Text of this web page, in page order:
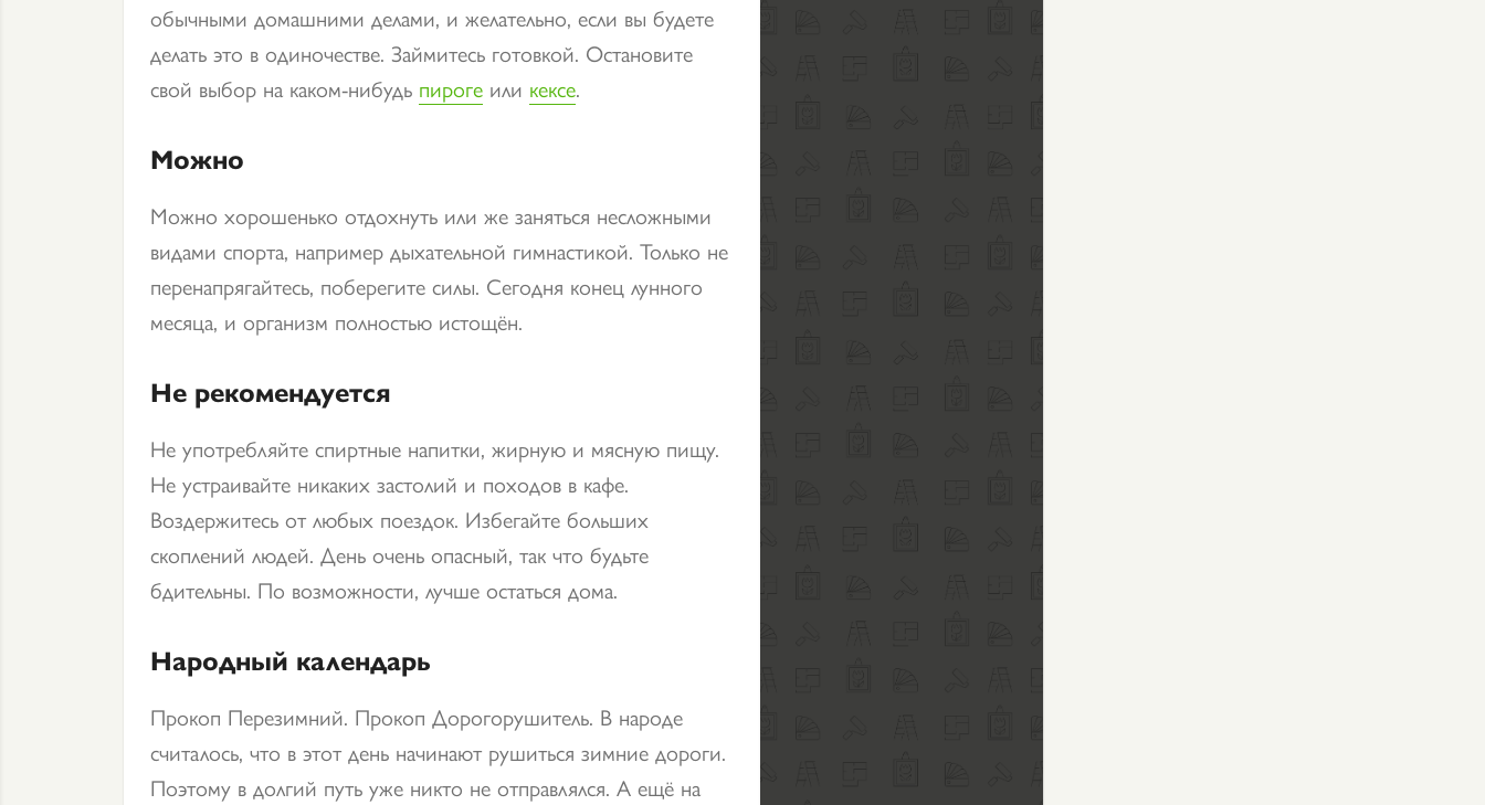
обычными домашними делами, и желательно, если вы будете
делать это в одиночестве. Займитесь готовкой. Остановите
свой выбор на каком-нибудь пироге или кексе.
Можно
Можно хорошенько отдохнуть или же заняться несложными
видами спорта, например дыхательной гимнастикой. Только не
перенапрягайтесь, поберегите силы. Сегодня конец лунного
месяца, и организм полностью истощён.
Не рекомендуется
Не употребляйте спиртные напитки, жирную и мясную пищу.
Не устраивайте никаких застолий и походов в кафе.
Воздержитесь от любых поездок. Избегайте больших
скоплений людей. День очень опасный, так что будьте
бдительны. По возможности, лучше остаться дома.
Народный календарь
Прокоп Перезимний. Прокоп Дорогорушитель. В народе
считалось, что в этот день начинают рушиться зимние дороги.
Поэтому в долгий путь уже никто не отправлялся. А ещё на